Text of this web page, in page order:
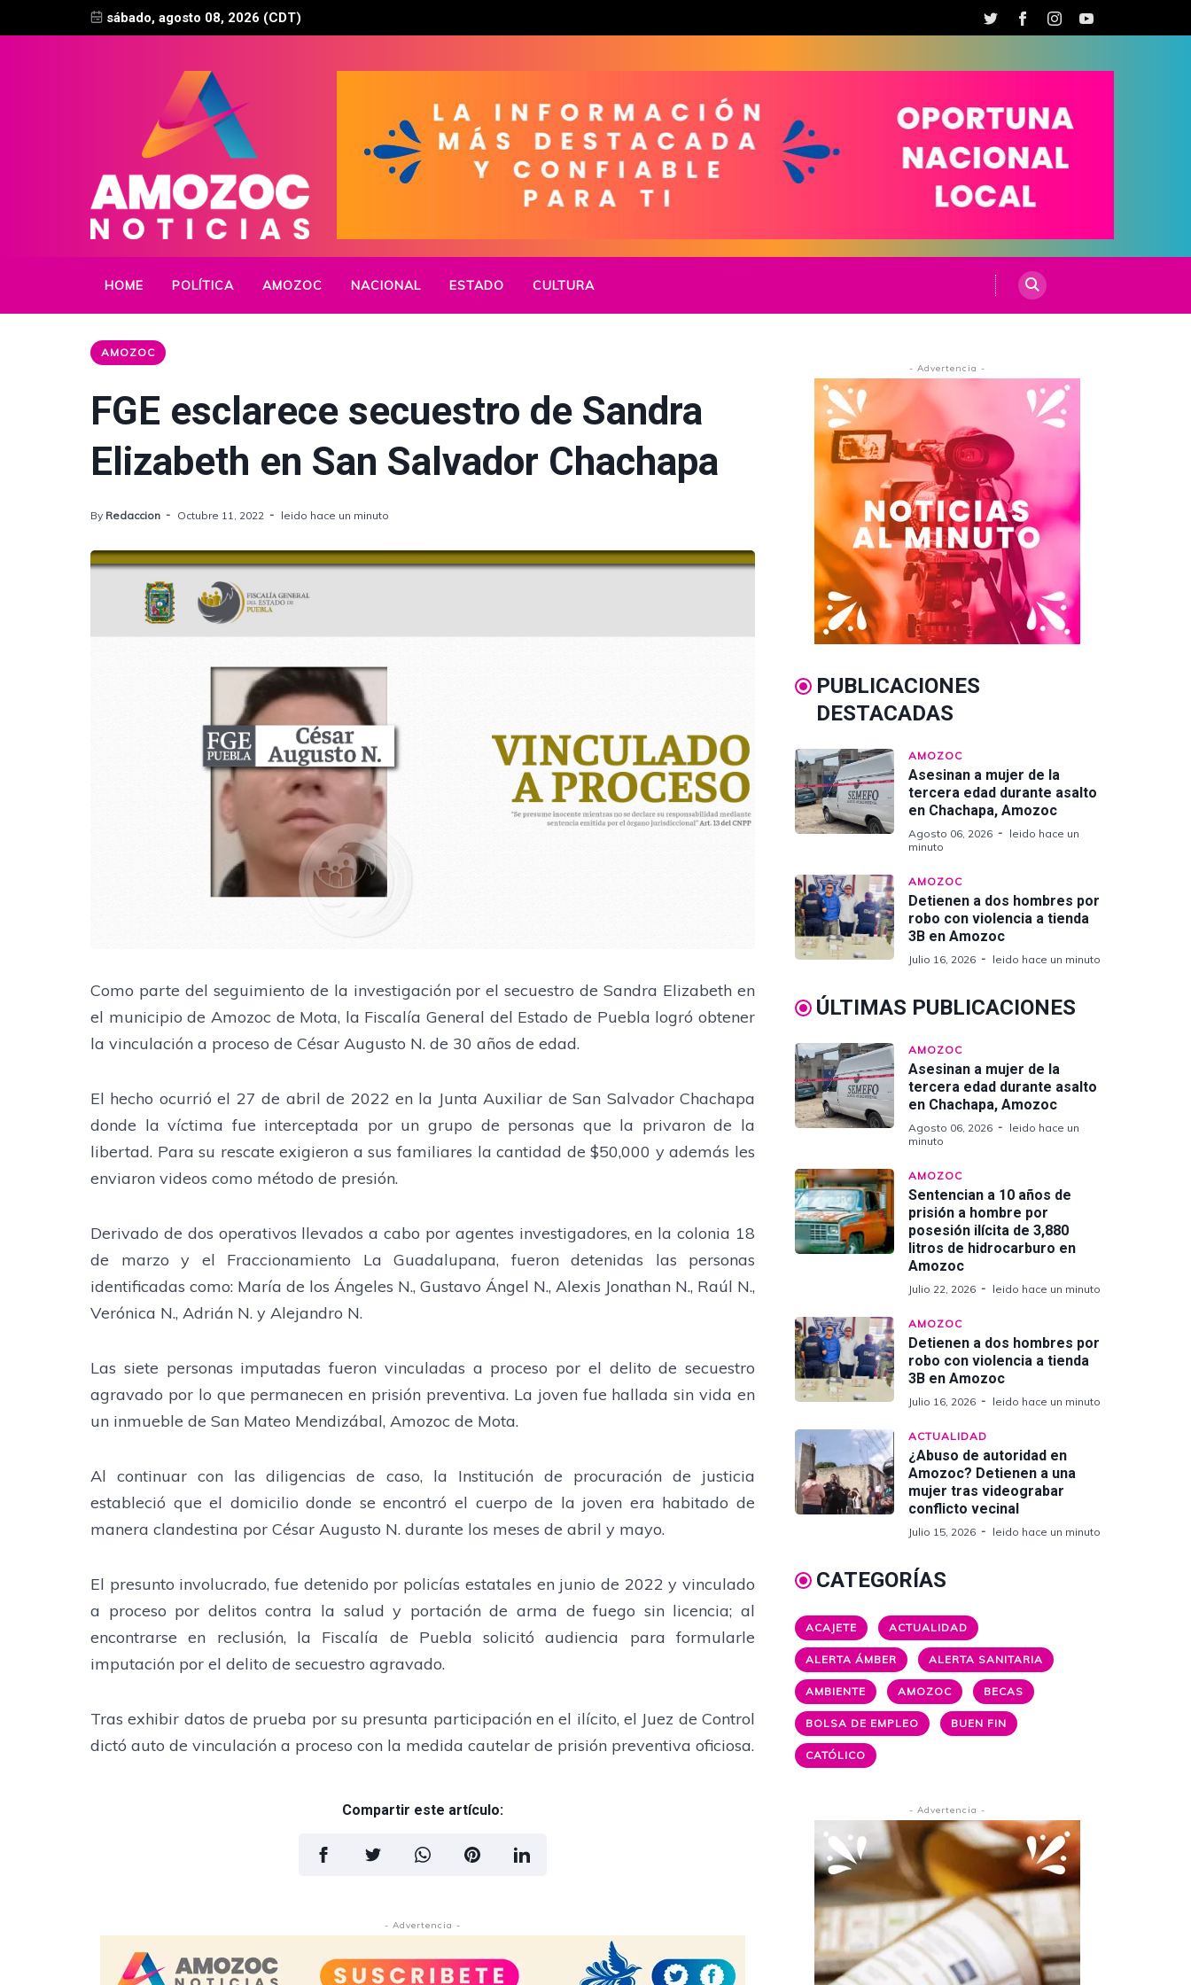
sábado, agosto 08, 2026 (CDT)
HOME POLÍTICA AMOZOC NACIONAL ESTADO CULTURA
AMOZOC
FGE esclarece secuestro de Sandra
Elizabeth en San Salvador Chachapa
By Redaccion Octubre 11, 2022 leido hace un minuto
Como parte del seguimiento de la investigación por el secuestro de Sandra Elizabeth en
el municipio de Amozoc de Mota, la Fiscalía General del Estado de Puebla logró obtener
la vinculación a proceso de César Augusto N. de 30 años de edad.
El hecho ocurrió el 27 de abril de 2022 en la Junta Auxiliar de San Salvador Chachapa
donde la víctima fue interceptada por un grupo de personas que la privaron de la
libertad. Para su rescate exigieron a sus familiares la cantidad de $50,000 y además les
enviaron videos como método de presión.
Derivado de dos operativos llevados a cabo por agentes investigadores, en la colonia 18
de marzo y el Fraccionamiento La Guadalupana, fueron detenidas las personas
identificadas como: María de los Ángeles N., Gustavo Ángel N., Alexis Jonathan N., Raúl N.,
Verónica N., Adrián N. y Alejandro N.
Las siete personas imputadas fueron vinculadas a proceso por el delito de secuestro
agravado por lo que permanecen en prisión preventiva. La joven fue hallada sin vida en
un inmueble de San Mateo Mendizábal, Amozoc de Mota.
Al continuar con las diligencias de caso, la Institución de procuración de justicia
estableció que el domicilio donde se encontró el cuerpo de la joven era habitado de
manera clandestina por César Augusto N. durante los meses de abril y mayo.
El presunto involucrado, fue detenido por policías estatales en junio de 2022 y vinculado
a proceso por delitos contra la salud y portación de arma de fuego sin licencia; al
encontrarse en reclusión, la Fiscalía de Puebla solicitó audiencia para formularle
imputación por el delito de secuestro agravado.
Tras exhibir datos de prueba por su presunta participación en el ilícito, el Juez de Control
dictó auto de vinculación a proceso con la medida cautelar de prisión preventiva oficiosa.
Compartir este artículo:
- Advertencia -
- Advertencia -
PUBLICACIONES
DESTACADAS
AMOZOC
Asesinan a mujer de la
tercera edad durante asalto
en Chachapa, Amozoc
Agosto 06, 2026
leido hace un
minuto
AMOZOC
Detienen a dos hombres por
robo con violencia a tienda
3B en Amozoc
Julio 16, 2026 leido hace un minuto
ÚLTIMAS PUBLICACIONES
AMOZOC
Asesinan a mujer de la
tercera edad durante asalto
en Chachapa, Amozoc
Agosto 06, 2026
leido hace un
minuto
AMOZOC
Sentencian a 10 años de
prisión a hombre por
posesión ilícita de 3,880
litros de hidrocarburo en
Amozoc
Julio 22, 2026 leido hace un minuto
AMOZOC
Detienen a dos hombres por
robo con violencia a tienda
3B en Amozoc
Julio 16, 2026 leido hace un minuto
ACTUALIDAD
¿Abuso de autoridad en
Amozoc? Detienen a una
mujer tras videograbar
conflicto vecinal
Julio 15, 2026 leido hace un minuto
CATEGORÍAS
ACAJETE ACTUALIDAD
ALERTA ÁMBER ALERTA SANITARIA
AMBIENTE AMOZOC BECAS
BOLSA DE EMPLEO BUEN FIN
CATÓLICO
- Advertencia -